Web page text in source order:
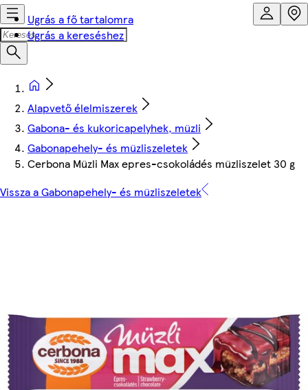
Ugrás a fő tartalomra
Ugrás a kereséshez
Alapvető élelmiszerek
Gabona- és kukoricapelyhek, müzli
Gabonapehely- és müzliszeletek
Cerbona Müzli Max epres-csokoládés müzliszelet 30 g
Vissza a Gabonapehely- és müzliszeletek